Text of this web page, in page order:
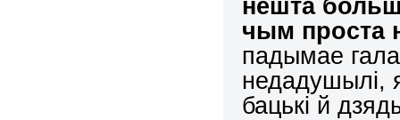
чым проста
падымае
недадушылі,
бацькі й